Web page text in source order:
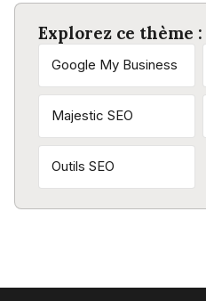
Explorez ce thème :
Google My Business
Majestic SEO
Outils SEO